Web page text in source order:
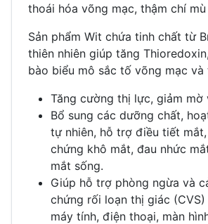
thoái hóa võng mạc, thậm chí mù
Sản phẩm Wit chứa tinh chất từ
thiên nhiên giúp tăng
bào biểu mô sắc tố võng mạc và
Tăng cường thị lực, giảm mờ
Bổ sung các dưỡng chất,
tự nhiên, hỗ trợ điều tiết
chứng khô mắt, đau nhức
mắt sống.
Giúp hỗ trợ phòng ngừa và
chứng rối loạn thị giác
máy tính, điện thoại, màn